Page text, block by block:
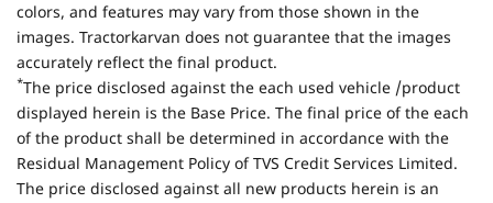
colors, and features may vary from those shown in the
images. Tractorkarvan does not guarantee that the images
accurately reflect the final product.
*The price disclosed against the each used vehicle /product
displayed herein is the Base Price. The final price of the each
of the product shall be determined in accordance with the
Residual Management Policy of TVS Credit Services Limited.
The price disclosed against all new products herein is an